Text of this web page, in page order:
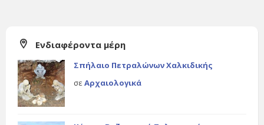
Ενδιαφέροντα μέρη
Σπήλαιο Πετραλώνων Χαλκιδικής
σε Αρχαιολογικά